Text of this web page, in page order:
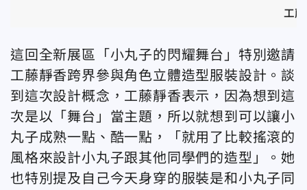
工
這回全新展區「小丸子的閃耀舞台」特別邀請
工藤靜香跨界參與角色立體造型服裝設計。談
到這次設計概念，工藤靜香表示，因為想到這
次是以「舞台」當主題，所以就想到可以讓小
丸子成熟一點、酷一點，「就用了比較搖滾的
風格來設計小丸子跟其他同學們的造型」。她
也特別提及自己今天身穿的服裝是和小丸子同